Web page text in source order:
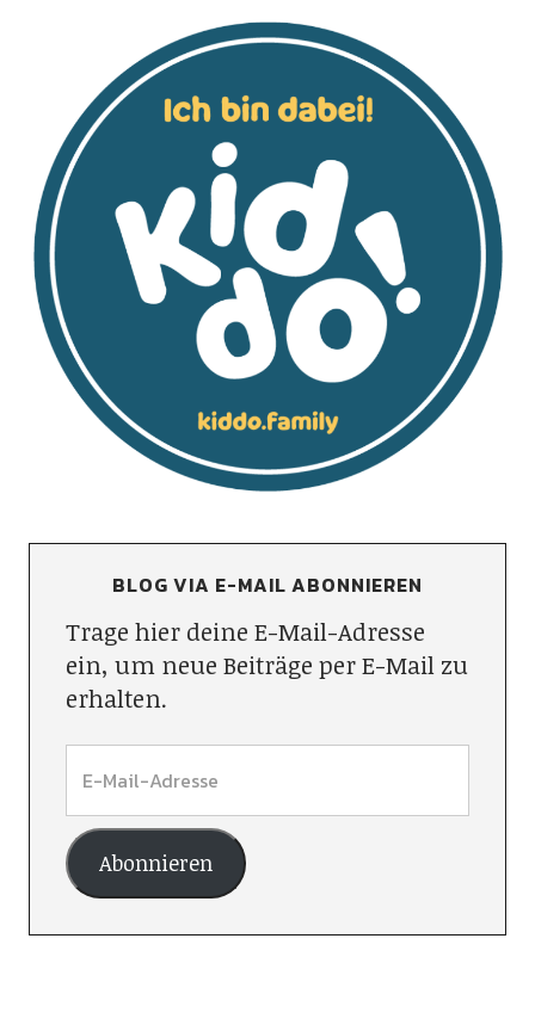
BLOG VIA E-MAIL ABONNIEREN
Trage hier deine E-Mail-Adresse
ein, um neue Beiträge per E-Mail zu
erhalten.
Abonnieren